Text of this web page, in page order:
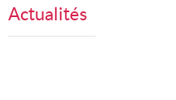
Suggestions
Actualités